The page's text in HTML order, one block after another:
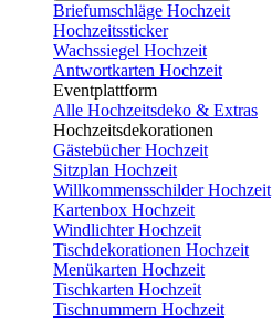
Briefumschläge Hochzeit
Hochzeitssticker
Wachssiegel Hochzeit
Antwortkarten Hochzeit
Eventplattform
Alle Hochzeitsdeko & Extras
Hochzeitsdekorationen
Gästebücher Hochzeit
Sitzplan Hochzeit
Willkommensschilder Hochzeit
Kartenbox Hochzeit
Windlichter Hochzeit
Tischdekorationen Hochzeit
Menükarten Hochzeit
Tischkarten Hochzeit
Tischnummern Hochzeit